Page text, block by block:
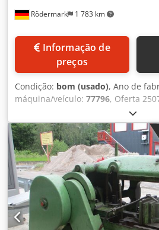
Rödermark 1 783 km
preços
Condição: bom (usado), Ano de
máquina/veículo: 77796, Oferta
Elevação e descida eletro-
Dimensão da lâmina de serra: 400
corte - 90° redondo: aprox. 250
aprox. 250 x 130 mm Crjdpfx
corte - quadrado: aprox. 220 x 220
de abertura do torno: 405 mm -
corte reguláveis - Morsa ajustável
Equipamento de arrefecimento
elétrico - Acionamento: 380 V / 2,0
aprox. L 550 x A 1270 x P 1700 mm